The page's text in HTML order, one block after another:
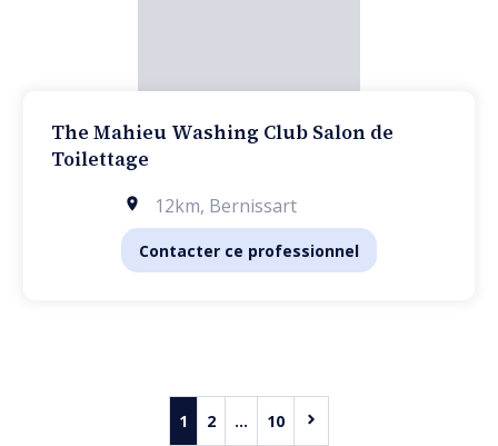
The Mahieu Washing Club Salon de
Toilettage
12km, Bernissart
Contacter ce professionnel
1 2 ... 10